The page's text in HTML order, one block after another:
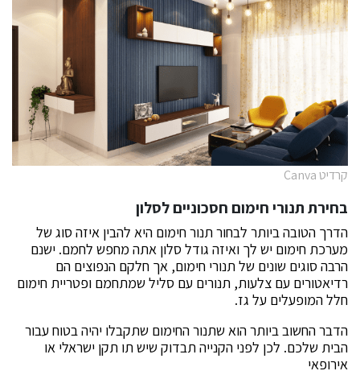
קרדיט Canva
בחירת תנורי חימום חסכוניים לסלון
הדרך הטובה ביותר לבחור תנור חימום היא להבין איזה סוג של
מערכת חימום יש לך ואיזה גודל סלון אתה מחפש לחמם. ישנם
הרבה סוגים שונים של תנורי חימום, אך חלקם הנפוצים הם
רדיאטורים עם צלעות, תנורים עם סליל שמתחמם ופטריית חימום
חלל המופעלים על גז.
הדבר החשוב ביותר הוא שתנור החימום שתקבלו יהיה בטוח עבור
הבית שלכם. לכן לפני הקנייה תבדוק שיש תו תקן ישראלי או
אירופאי